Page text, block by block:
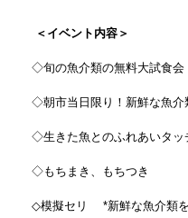
＜イベント内容＞
◇旬の魚介類の無料大試食会
◇朝市当日限り！新鮮な魚
◇生きた魚とのふれあいタ
◇もちまき、もちつき
◇模擬セリ *新鮮な魚介類